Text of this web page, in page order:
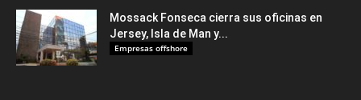
Mossack Fonseca cierra sus oficinas en
Jersey, Isla de Man y...
Empresas offshore